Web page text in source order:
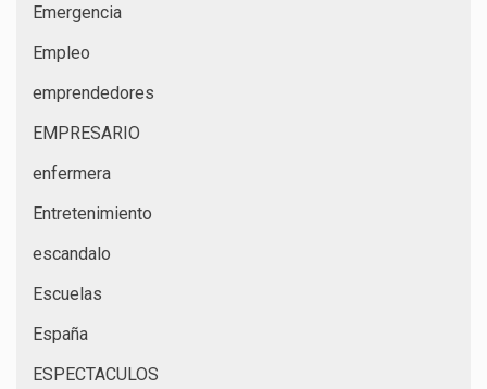
Emergencia
Empleo
emprendedores
EMPRESARIO
enfermera
Entretenimiento
escandalo
Escuelas
España
ESPECTACULOS